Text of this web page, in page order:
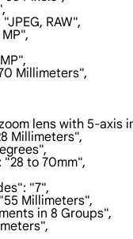
"JPEG, RAW",
MP",
MP",
Millimeters",
zoom lens with 5-axis
Millimeters",
"28 to 70mm",
"7",
"55 Millimeters",
in 8 Groups",